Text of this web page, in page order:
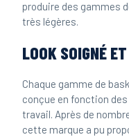
produire des gammes
très légères.
LOOK SOIGNÉ
Chaque gamme de
conçue en fonction
travail. Après de
cette marque a pu